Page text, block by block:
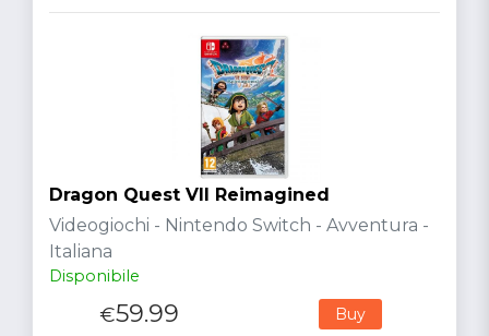
Dragon Quest VII Reimagined
Videogiochi - Nintendo Switch - Avventura -
Italiana
Disponibile
€59.99 Buy